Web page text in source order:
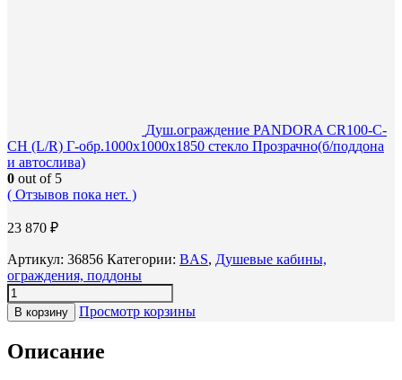
Душ.ограждение PANDORA CR100-С-
СH (L/R) Г-обр.1000х1000х1850 стекло Прозрачно(б/поддона
и автослива)
0 out of 5
( Отзывов пока нет. )
23 870 ₽
Артикул: 36856 Категории: BAS, Душевые кабины,
ограждения, поддоны
В корзину Просмотр корзины
Описание